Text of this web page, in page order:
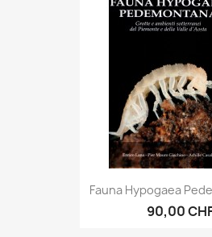
Fauna Hypogaea
90,00